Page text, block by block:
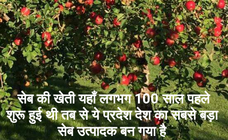
सेब की खेती यहाँ लगभग 100 साल पहले
शुरू हुई थी तब से ये प्रदेश देश का सबसे बड़ा
सेब उत्पादक बन गया है